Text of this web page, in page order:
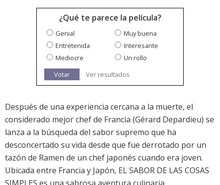
¿Qué te parece la película?
Genial
Muy buena
Entretenida
Interesante
Mediocre
Un rollo
Votar
Ver resultados
Después de una experiencia cercana a la muerte, el
considerado mejor chef de Francia (Gérard Depardieu) se
lanza a la búsqueda del sabor supremo que ha
desconcertado su vida desde que fue derrotado por un
tazón de Ramen de un chef japonés cuando era joven.
Ubicada entre Francia y Japón, EL SABOR DE LAS COSAS